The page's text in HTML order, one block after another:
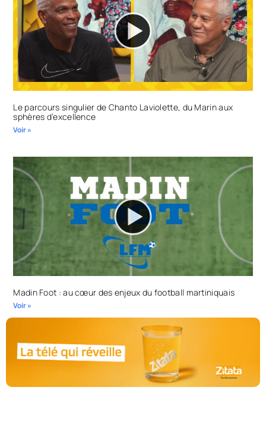
Le parcours singulier de Chanto Laviolette, du Marin aux
sphères d’excellence
Voir »
Madin Foot : au cœur des enjeux du football martiniquais
Voir »